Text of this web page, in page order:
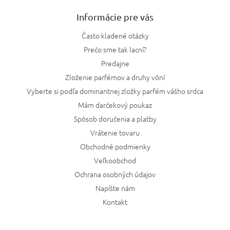
Informácie pre vás
Často kladené otázky
Prečo sme tak lacní?
Predajne
Zloženie parfémov a druhy vôní
Vyberte si podľa dominantnej zložky parfém vášho srdca
Mám darčekový poukaz
Spôsob doručenia a platby
Vrátenie tovaru
Obchodné podmienky
Veľkoobchod
Ochrana osobných údajov
Napíšte nám
Kontakt